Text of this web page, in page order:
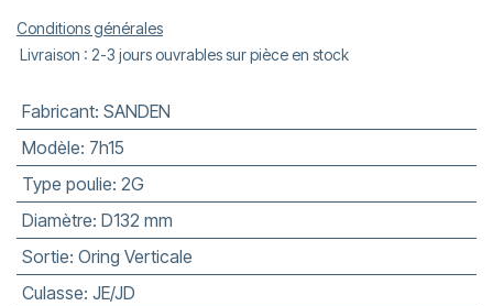
Conditions générales
Livraison : 2-3 jours ouvrables sur pièce en stock
Fabricant: SANDEN
Modèle: 7h15
Type poulie: 2G
Diamètre: D132 mm
Sortie: Oring Verticale
Culasse: JE/JD